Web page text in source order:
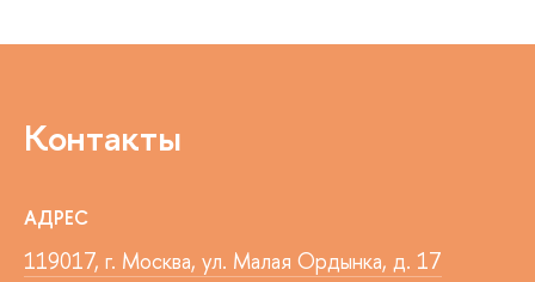
Контакты
АДРЕС
119017, г. Москва, ул. Малая Ордынка, д. 17